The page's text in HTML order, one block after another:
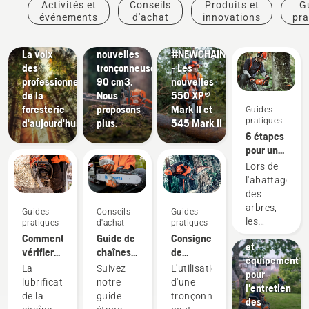
Activités et
événements
Conseils
d'achat
Produits et
innovations
Récits et
inspiration
La voix
des
professionnels
de la
foresterie
d'aujourd'hui
Guides
pratiques
Comment
vérifier
que la
lubrification
de la
La
lubrification
de la
et
innovations
nouvelles
tronçonneuses
90 cm3.
Nous
proposons
plus.
Conseils
d'achat
Guide de
chaînes
et guide-
chaînes
Suivez
notre
guide
Produits
et
#NEWCHAINSAWGENERATION
- Les
nouvelles
550 XP®
Mark II et
545 Mark II
Guides
pratiques
Consignes
de
sécurité
concernant
les
L'utilisation
d'une
tronçonneuse
Guides
pratiques
6 étapes
pour un
abattage
d'arbres
réussi
Lors de
l'abattage
des
arbres,
les
techniques
de
travail
sont
essentielles,
paysager
Outils
pour
paysager,
équipement
pour
paysager
et
équipement
pour
l'entretien
des